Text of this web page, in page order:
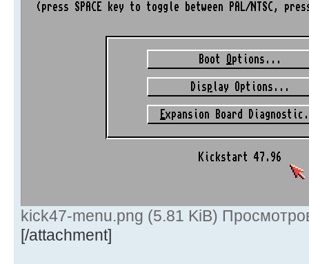
kick47-menu.png (5.81 KiB)
[/attachment]